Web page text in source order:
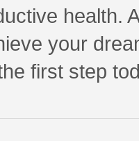
health.
your
first step